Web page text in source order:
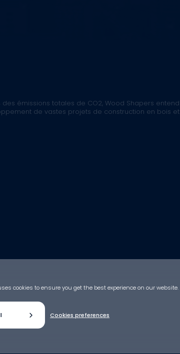
émissions totales de CO2, Wood Shapers entend
de vastes projets de construction en bois et
cookies to ensure you get the best experience on our website.
Cookies preferences